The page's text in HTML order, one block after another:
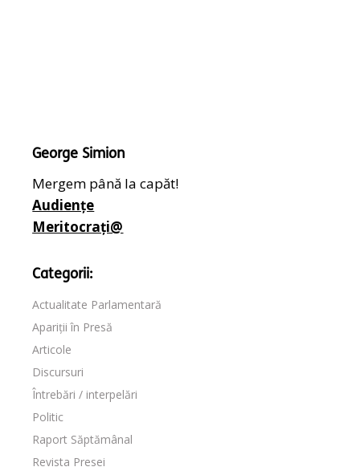
George Simion
Mergem până la capăt!
Audiențe
Meritocrați@
Categorii:
Actualitate Parlamentară
Apariții în Presă
Articole
Discursuri
Întrebări / interpelări
Politic
Raport Săptămânal
Revista Presei